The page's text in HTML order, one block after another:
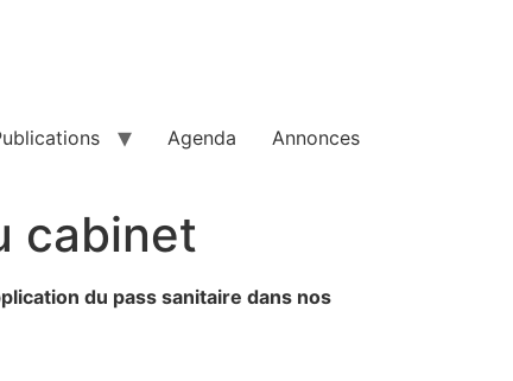
Agenda Annonces
cabinet
du pass sanitaire dans nos